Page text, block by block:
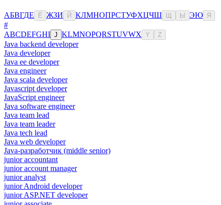
АБВГДЕ Ё ЖЗИ Й КЛМНОПРСТУФХЦЧШ Ы ЭЮ Я
#
ABCDEFGHI J KLMNOPQRSTUVWX Y Z
Java backend developer
Java developer
Java ee developer
Java engineer
Java scala developer
Javascript developer
JavaScript engineer
Java software engineer
Java team lead
Java team leader
Java tech lead
Java web developer
Java-разработчик (middle senior)
junior accountant
junior account manager
junior analyst
junior Android developer
junior ASP.NET developer